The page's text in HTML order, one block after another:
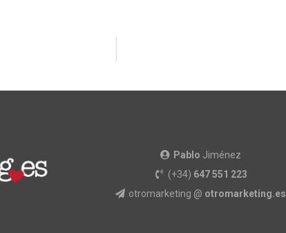
Pablo Jiménez
(+34) 647 551 223
otromarketing @ otromarketing.es